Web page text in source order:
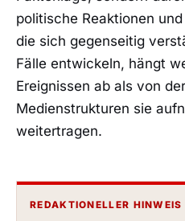
politische Reaktionen
die sich gegenseitig
Fälle entwickeln, hängt
Ereignissen ab als von
Medienstrukturen sie
weitertragen.
REDAKTIONELLER HINWEIS